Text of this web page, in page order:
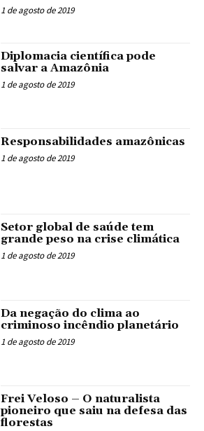
1 de agosto de 2019
Diplomacia científica pode
salvar a Amazônia
1 de agosto de 2019
Responsabilidades amazônicas
1 de agosto de 2019
Setor global de saúde tem
grande peso na crise climática
1 de agosto de 2019
Da negação do clima ao
criminoso incêndio planetário
1 de agosto de 2019
Frei Veloso – O naturalista
pioneiro que saiu na defesa das
florestas